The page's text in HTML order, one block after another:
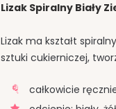
Lizak Spiralny Biały
Lizak ma kształt
sztuki cukierniczej,
całkowicie